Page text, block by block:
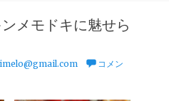
モドキに魅せら
コメン